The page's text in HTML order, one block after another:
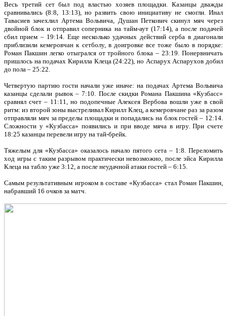
Весь третий сет был под властью хозяев площадки. Казанцы дважды
сравнивались (8:8, 13:13), но развить свою инициативу не смогли. Инал
Тавасиев зачехлил Артема Вольвича, Душан Петкович скинул мяч через
двойной блок и отправил соперника на тайм-аут (17:14), а после подачей
сбил прием – 19:14. Еще несколько удачных действий серба в диагонали
приблизили кемеровчан к сетболу, в доигровке все тоже было в порядке:
Роман Пакшин легко отыгрался от тройного блока – 23:19. Понервничать
пришлось на подачах Кирилла Клеца (24:22), но Аспарух Аспарухов добил
до пола – 25:22.
Четвертую партию гости начали уже иначе: на подачах Артема Вольвича
казанцы сделали рывок – 7:10. После скидки Романа Пакшина «Кузбасс»
сравнял счет – 11:11, но подопечные Алексея Вербова вошли уже в свой
ритм: из второй зоны выстреливал Кирилл Клец, а кемеровчане раз за разом
отправляли мяч за пределы площадки и попадались на блок гостей – 12:14.
Сложности у «Кузбасса» появились и при вводе мяча в игру. При счете
18:25 казанцы перевели игру на тай-брейк.
Тяжелым для «Кузбасса» оказалось начало пятого сета – 1:8. Переломить
ход игры с таким разрывом практически невозможно, после эйса Кирилла
Клеца на табло уже 3:12, а после неудачной атаки гостей – 6:15.
Самым результативным игроком в составе «Кузбасса» стал Роман Пакшин,
набравший 16 очков за матч.